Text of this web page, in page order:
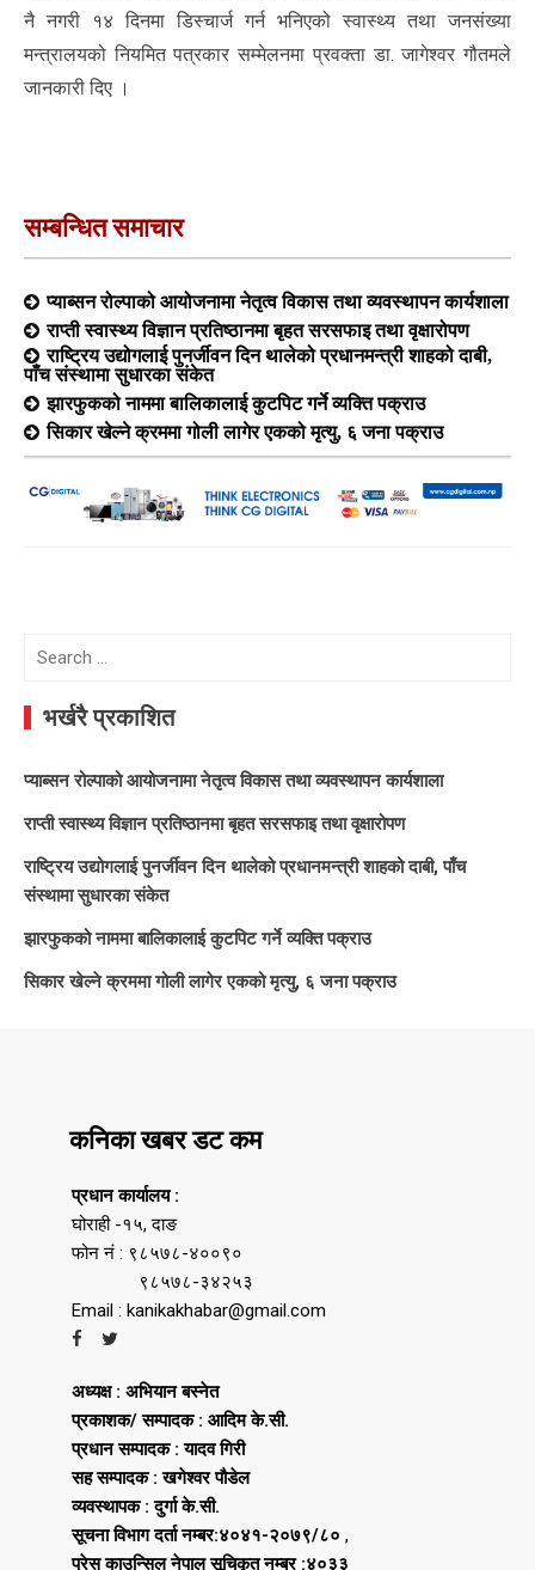
नै नगरी १४ दिनमा डिस्चार्ज गर्न भनिएको स्वास्थ्य तथा जनसंख्या
मन्त्रालयको नियमित पत्रकार सम्मेलनमा प्रवक्ता डा. जागेश्वर गौतमले
जानकारी दिए ।
सम्बन्धित समाचार
प्याब्सन रोल्पाको आयोजनामा नेतृत्व विकास तथा व्यवस्थापन कार्यशाला
राप्ती स्वास्थ्य विज्ञान प्रतिष्ठानमा बृहत सरसफाइ तथा वृक्षारोपण
राष्ट्रिय उद्योगलाई पुनर्जीवन दिन थालेको प्रधानमन्त्री शाहको दाबी,
पाँच संस्थामा सुधारका संकेत
झारफुकको नाममा बालिकालाई कुटपिट गर्ने व्यक्ति पक्राउ
सिकार खेल्ने क्रममा गोली लागेर एकको मृत्यु, ६ जना पक्राउ
Search
भर्खरै प्रकाशित
प्याब्सन रोल्पाको आयोजनामा नेतृत्व विकास तथा व्यवस्थापन कार्यशाला
राप्ती स्वास्थ्य विज्ञान प्रतिष्ठानमा बृहत सरसफाइ तथा वृक्षारोपण
राष्ट्रिय उद्योगलाई पुनर्जीवन दिन थालेको प्रधानमन्त्री शाहको दाबी, पाँच
संस्थामा सुधारका संकेत
झारफुकको नाममा बालिकालाई कुटपिट गर्ने व्यक्ति पक्राउ
सिकार खेल्ने क्रममा गोली लागेर एकको मृत्यु, ६ जना पक्राउ
कनिका खबर डट कम
प्रधान कार्यालय :
घोराही -१५, दाङ
फोन नं : ९८५७८-४००९०
९८५७८-३४२५३
Email : kanikakhabar@gmail.com
अध्यक्ष : अभियान बस्नेत
प्रकाशक/ सम्पादक : आदिम के.सी.
प्रधान सम्पादक : यादव गिरी
सह सम्पादक : खगेश्वर पौडेल
व्यवस्थापक : दुर्गा के.सी.
सूचना विभाग दर्ता नम्बर:४०४१-२०७९/८० ,
प्रेस काउन्सिल नेपाल सूचिकृत नम्बर :४०३३